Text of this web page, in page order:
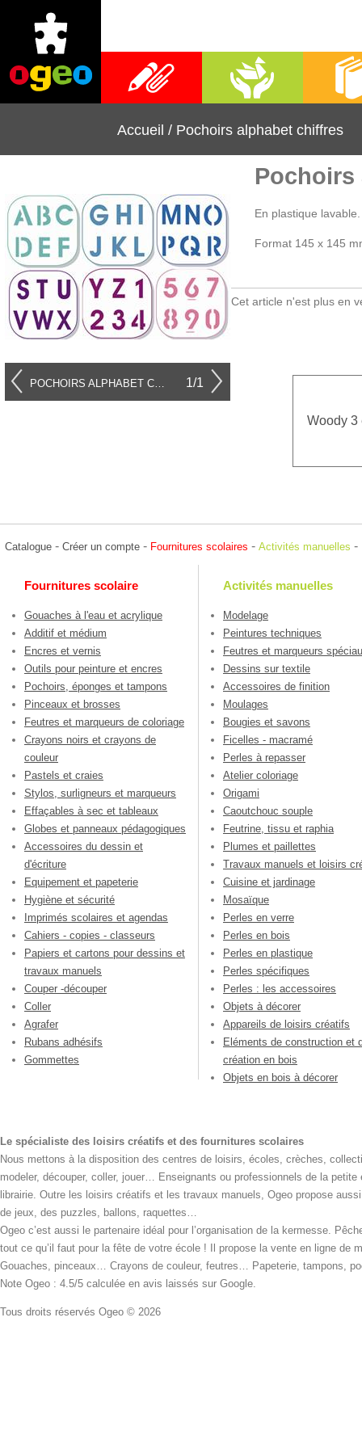
Fournitures scolaires Activités manuelles
Accueil / Pochoirs alphabet chiffres
POCHOIRS ALPHABET CHIFFRES 1/1
En plastique lavable.
Format 145 x 145
Cet article n'est plus en
Woody 3
Catalogue - Créer un compte - Fournitures scolaires - Activités manuelles -
Fournitures scolaire
Gouaches à l'eau et acrylique
Additif et médium
Encres et vernis
Outils pour peinture et encres
Pochoirs, éponges et tampons
Pinceaux et brosses
Feutres et marqueurs de coloriage
Crayons noirs et crayons de
couleur
Pastels et craies
Stylos, surligneurs et marqueurs
Effaçables à sec et tableaux
Globes et panneaux pédagogiques
Accessoires du dessin et
d'écriture
Equipement et papeterie
Hygiène et sécurité
Imprimés scolaires et agendas
Cahiers - copies - classeurs
Papiers et cartons pour dessins et
travaux manuels
Couper -découper
Coller
Agrafer
Rubans adhésifs
Gommettes
Activités manuelles
Modelage
Peintures techniques
Feutres et marqueurs
Dessins sur textile
Accessoires de finition
Moulages
Bougies et savons
Ficelles - macramé
Perles à repasser
Atelier coloriage
Origami
Caoutchouc souple
Feutrine, tissu et raphia
Plumes et paillettes
Travaux manuels et loisirs
Cuisine et jardinage
Mosaïque
Perles en verre
Perles en bois
Perles en plastique
Perles spécifiques
Perles : les accessoires
Objets à décorer
Appareils de loisirs créatifs
Eléments de construction et
création en bois
Objets en bois à décorer
Le spécialiste des loisirs créatifs et des fournitures scolaires
Nous mettons à la disposition des centres de loisirs, écoles, crèches,
modeler, découper, coller, jouer… Enseignants ou professionnels de la
librairie. Outre les loisirs créatifs et les travaux manuels, Ogeo propose
de jeux, des puzzles, ballons, raquettes…
Ogeo c’est aussi le partenaire idéal pour l’organisation de la kermesse.
tout ce qu’il faut pour la fête de votre école ! Il propose la vente en ligne
Gouaches, pinceaux… Crayons de couleur, feutres… Papeterie, tampons,
Note Ogeo : 4.5/5 calculée en avis laissés sur Google.
Tous droits réservés Ogeo © 2026